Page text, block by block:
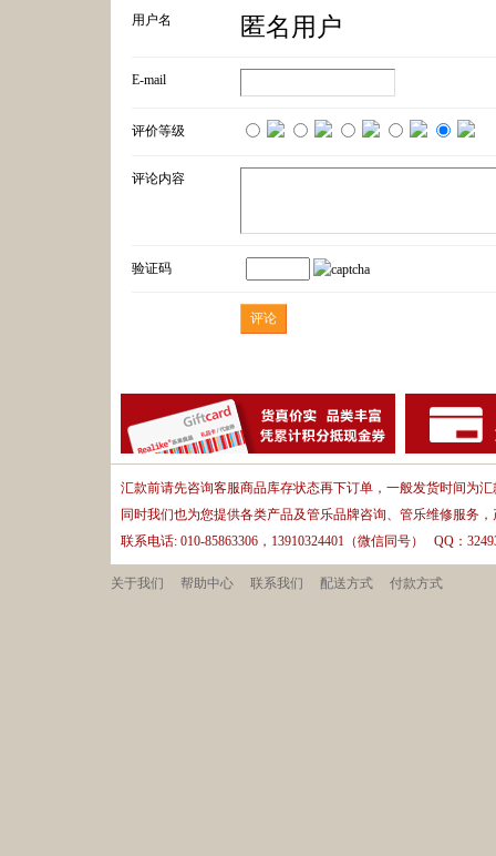
用户名 匿名用户
E-mail
评价等级
评论内容
验证码
汇款前请先咨询客服商品库存状态再下订单，一般发货时间为汇
同时我们也为您提供各类产品及管乐品牌咨询、管乐维修服务
联系电话: 010-85863306，13910324401（微信同号） QQ：
关于我们 帮助中心 联系我们 配送方式 付款方式